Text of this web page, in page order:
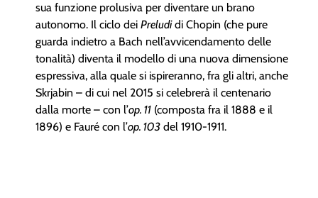
sua funzione prolusiva per diventare un brano
autonomo. Il ciclo dei Preludidi Chopin (che pure
guarda indietro a Bach nell’avvicendamento delle
tonalità) diventa il modello di una nuova dimensione
espressiva, alla quale si ispireranno, fra gli altri, anche
Skrjabin – di cui nel 2015 si celebrerà il centenario
dalla morte – con l’op. 11 (composta fra il 1888 e il
1896) e Fauré con l’op. 103 del 1910-1911.